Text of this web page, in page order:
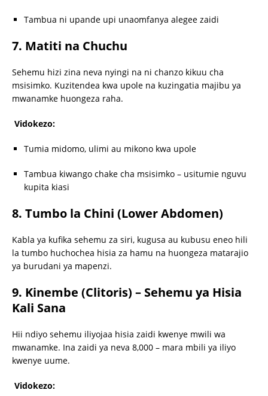
Tambua ni upande upi unaomfanya alegee zaidi
7. Matiti na Chuchu
Sehemu hizi zina neva nyingi na ni chanzo kikuu cha
msisimko. Kuzitendea kwa upole na kuzingatia majibu ya
mwanamke huongeza raha.
Vidokezo:
Tumia midomo, ulimi au mikono kwa upole
Tambua kiwango chake cha msisimko – usitumie nguvu
kupita kiasi
8. Tumbo la Chini (Lower Abdomen)
Kabla ya kufika sehemu za siri, kugusa au kubusu eneo hili
la tumbo huchochea hisia za hamu na huongeza matarajio
ya burudani ya mapenzi.
9. Kinembe (Clitoris) – Sehemu ya Hisia
Kali Sana
Hii ndiyo sehemu iliyojaa hisia zaidi kwenye mwili wa
mwanamke. Ina zaidi ya neva 8,000 – mara mbili ya iliyo
kwenye uume.
Vidokezo: